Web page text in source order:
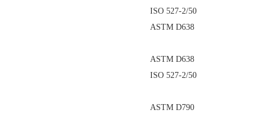
ISO 527-2/50
ASTM D638
ASTM D638
ISO 527-2/50
ASTM D790